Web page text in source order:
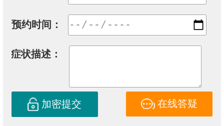
预约时间：
症状描述：
加密提交 在线答疑